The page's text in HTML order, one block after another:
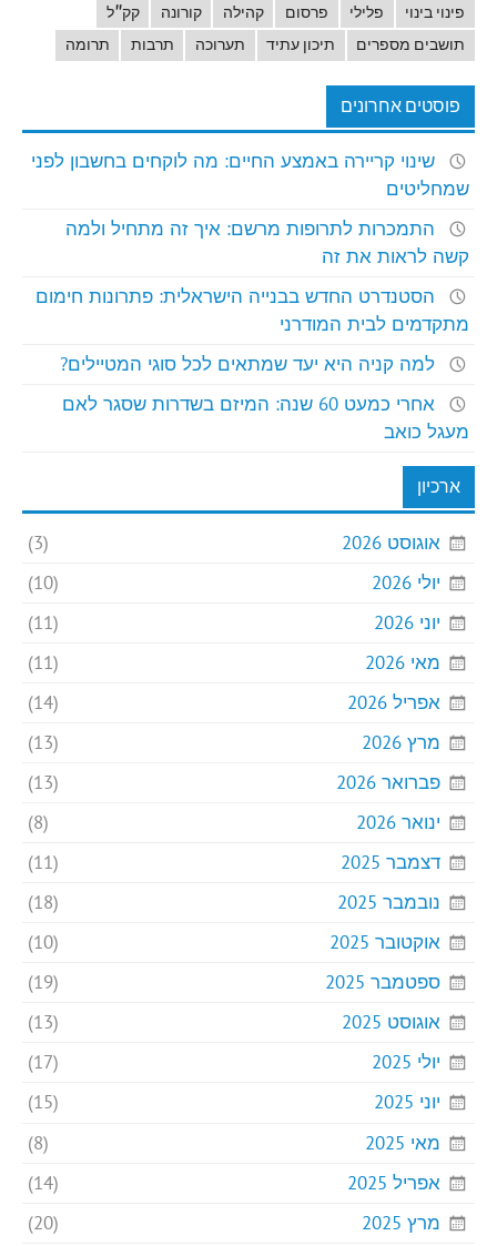
פינוי בינוי
פלילי פרסום קהילה קורונה
קק"ל
תושבים מספרים
תיכון עתיד תערוכה תרבות תרומה
פוסטים אחרונים
שינוי קריירה באמצע החיים: מה לוקחים בחשבון לפני
שמחליטים
התמכרות לתרופות מרשם: איך זה מתחיל ולמה
קשה לראות את זה
הסטנדרט החדש בבנייה הישראלית: פתרונות חימום
מתקדמים לבית המודרני
למה קניה היא יעד שמתאים לכל סוגי המטיילים?
אחרי כמעט 60 שנה: המיזם בשדרות שסגר לאם
מעגל כואב
ארכיון
אוגוסט 2026
יולי 2026
יוני 2026
מאי 2026
אפריל 2026
מרץ 2026
פברואר 2026
ינואר 2026
דצמבר 2025
נובמבר 2025
אוקטובר 2025
ספטמבר 2025
אוגוסט 2025
יולי 2025
יוני 2025
מאי 2025
אפריל 2025
מרץ 2025